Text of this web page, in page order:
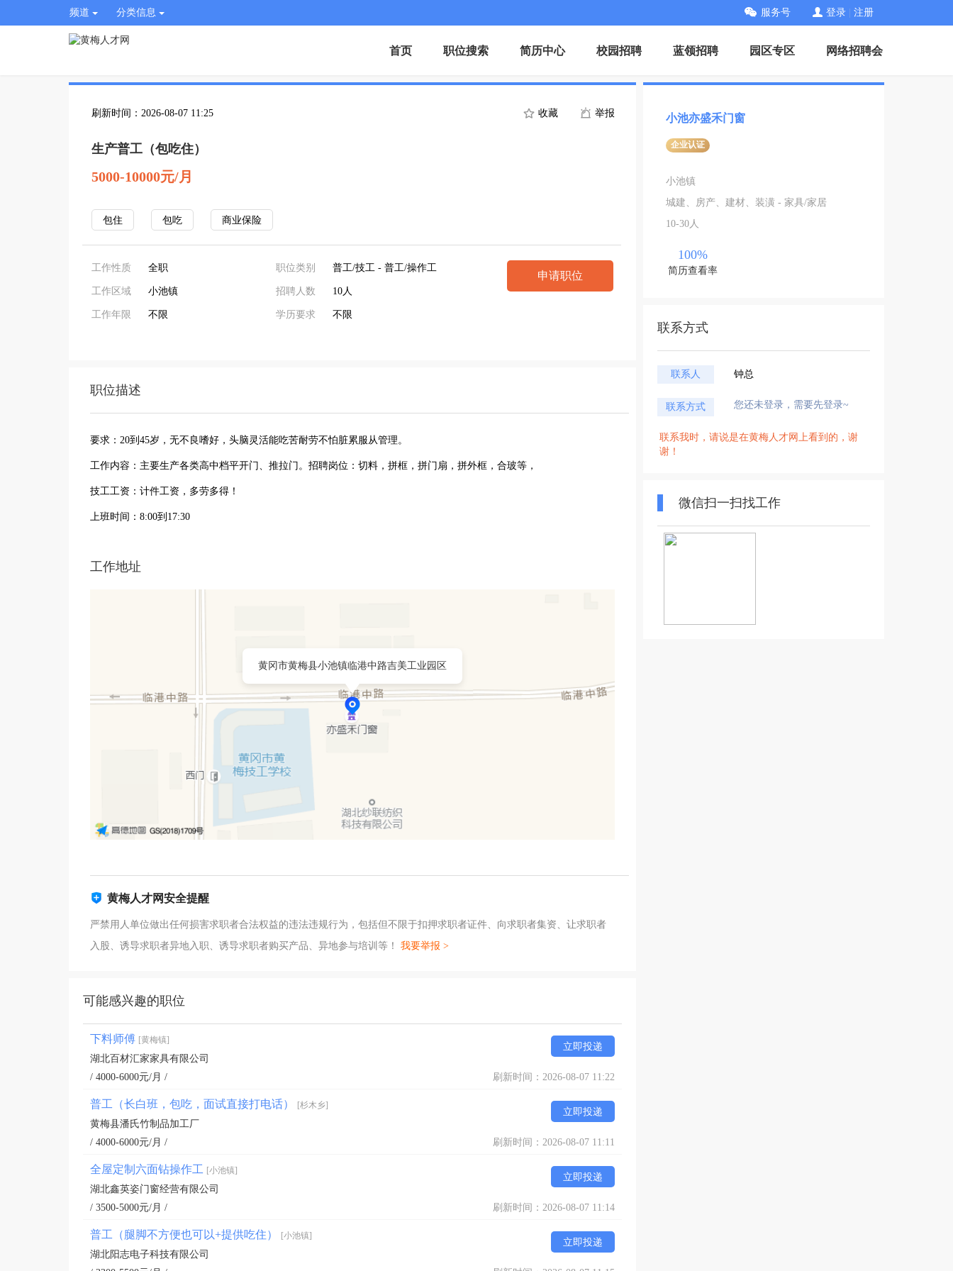
频道 分类信息 服务号 登录 注册
首页 职位搜索 简历中心 校园招聘 蓝领招聘 园区专区 网络招聘会
刷新时间：2026-08-07 11:25 收藏 举报
生产普工（包吃住）
5000-10000元/月
包住 包吃 商业保险
工作性质 全职
工作区域 小池镇
工作年限 不限
职位类别 普工/技工 - 普工/操作工
招聘人数 10人
学历要求 不限
申请职位
职位描述
要求：20到45岁，无不良嗜好，头脑灵活能吃苦耐劳不怕脏累服从管理。
工作内容：主要生产各类高中档平开门、推拉门。招聘岗位：切料，拼框，拼门扇，拼外框，合玻等，
技工工资：计件工资，多劳多得！
上班时间：8:00到17:30
工作地址
黄冈市黄梅县小池镇临港中路吉美工业园区
黄梅人才网安全提醒
严禁用人单位做出任何损害求职者合法权益的违法违规行为，包括但不限于扣押求职者证件、向求职者集资、让求职者
入股、诱导求职者异地入职、诱导求职者购买产品、异地参与培训等！ 我要举报 >
可能感兴趣的职位
下料师傅 [黄梅镇]
立即投递
湖北百材汇家家具有限公司
/ 4000-6000元/月 /
刷新时间：2026-08-07 11:22
普工（长白班，包吃，面试直接打电话） [杉木乡]
立即投递
黄梅县潘氏竹制品加工厂
/ 4000-6000元/月 /
刷新时间：2026-08-07 11:11
全屋定制六面钻操作工 [小池镇]
立即投递
湖北鑫英姿门窗经营有限公司
/ 3500-5000元/月 /
刷新时间：2026-08-07 11:14
普工（腿脚不方便也可以+提供吃住） [小池镇]
立即投递
湖北阳志电子科技有限公司
小池亦盛禾门窗
企业认证
小池镇
城建、房产、建材、装潢 - 家具/家居
10-30人
100%
简历查看率
联系方式
联系人 钟总
联系方式 您还未登录，需要先登录~
联系我时，请说是在黄梅人才网上看到的，谢
谢！
微信扫一扫找工作